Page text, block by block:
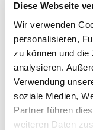
Diese Webseite
Wir verwenden
personalisieren,
zu können und die
analysieren.
Verwendung
soziale Medien,
Partner führen
weiteren Daten